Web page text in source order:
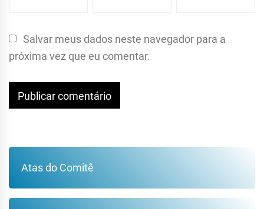
Salvar meus dados neste navegador para a
próxima vez que eu comentar.
Atas do Comitê